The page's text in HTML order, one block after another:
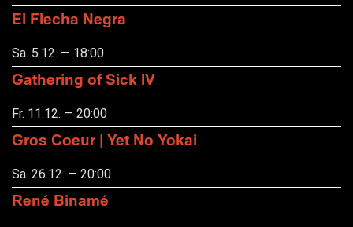
El Flecha Negra
Sa. 5.12. — 18:00
Gathering of Sick IV
Fr. 11.12. — 20:00
Gros Coeur | Yet No Yokai
Sa. 26.12. — 20:00
René Binamé